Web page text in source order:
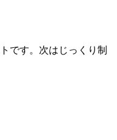
です。次はじっくり制